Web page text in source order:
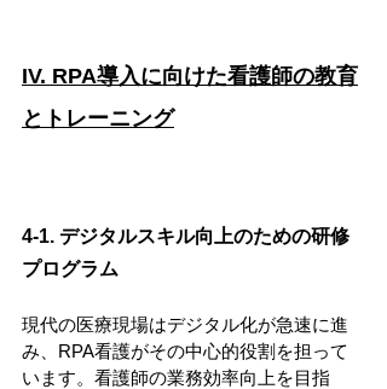
IV. RPA導入に向けた看護師の教育
とトレーニング
4-1. デジタルスキル向上のための研修
プログラム
現代の医療現場はデジタル化が急速に進
み、RPA看護がその中心的役割を担って
います。看護師の業務効率向上を目指